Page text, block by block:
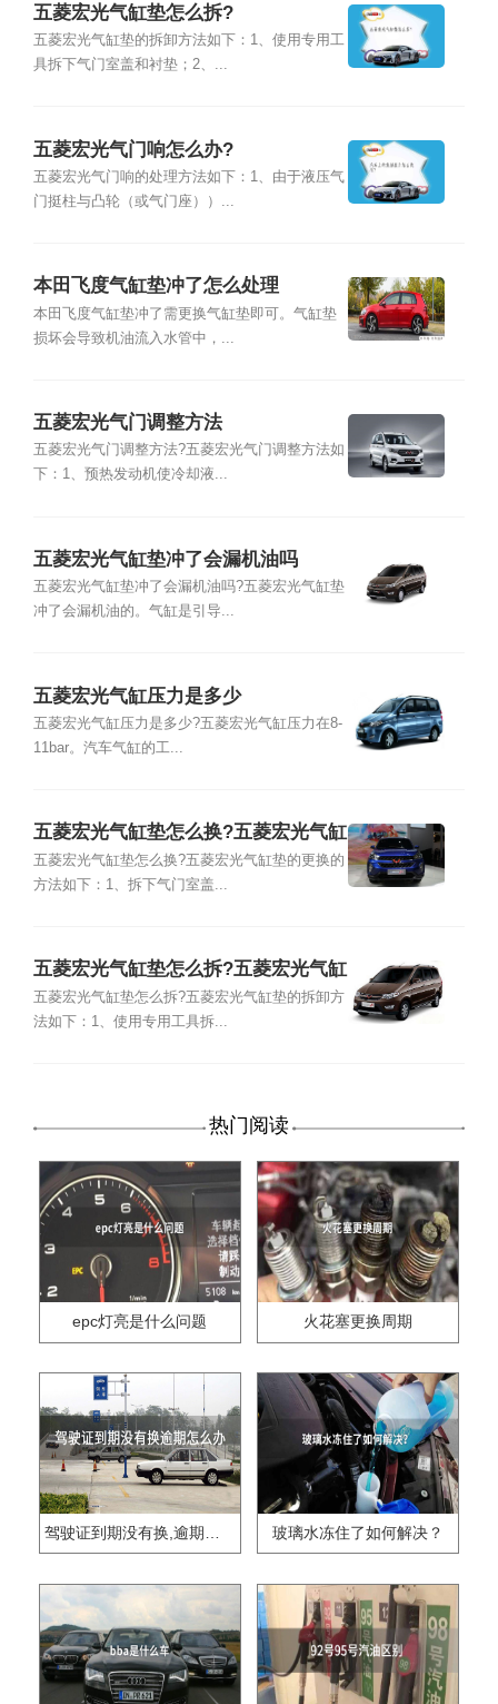
五菱宏光气缸垫怎么拆?
五菱宏光气缸垫的拆卸方法如下：1、使用专用工
具拆下气门室盖和衬垫；2、...
五菱宏光气门响怎么办?
五菱宏光气门响的处理方法如下：1、由于液压气
门挺柱与凸轮（或气门座））...
本田飞度气缸垫冲了怎么处理
本田飞度气缸垫冲了需更换气缸垫即可。气缸垫
损坏会导致机油流入水管中，...
五菱宏光气门调整方法
五菱宏光气门调整方法?五菱宏光气门调整方法如
下：1、预热发动机使冷却液...
五菱宏光气缸垫冲了会漏机油吗
五菱宏光气缸垫冲了会漏机油吗?五菱宏光气缸垫
冲了会漏机油的。气缸是引导...
五菱宏光气缸压力是多少
五菱宏光气缸压力是多少?五菱宏光气缸压力在8-
11bar。汽车气缸的工...
五菱宏光气缸垫怎么换?五菱宏光气缸
垫的更换的方法
五菱宏光气缸垫怎么换?五菱宏光气缸垫的更换的
方法如下：1、拆下气门室盖...
五菱宏光气缸垫怎么拆?五菱宏光气缸
垫的拆卸方法
五菱宏光气缸垫怎么拆?五菱宏光气缸垫的拆卸方
法如下：1、使用专用工具拆...
热门阅读
epc灯亮是什么问题 火花塞更换周期
玻璃水冻住了如何解决？